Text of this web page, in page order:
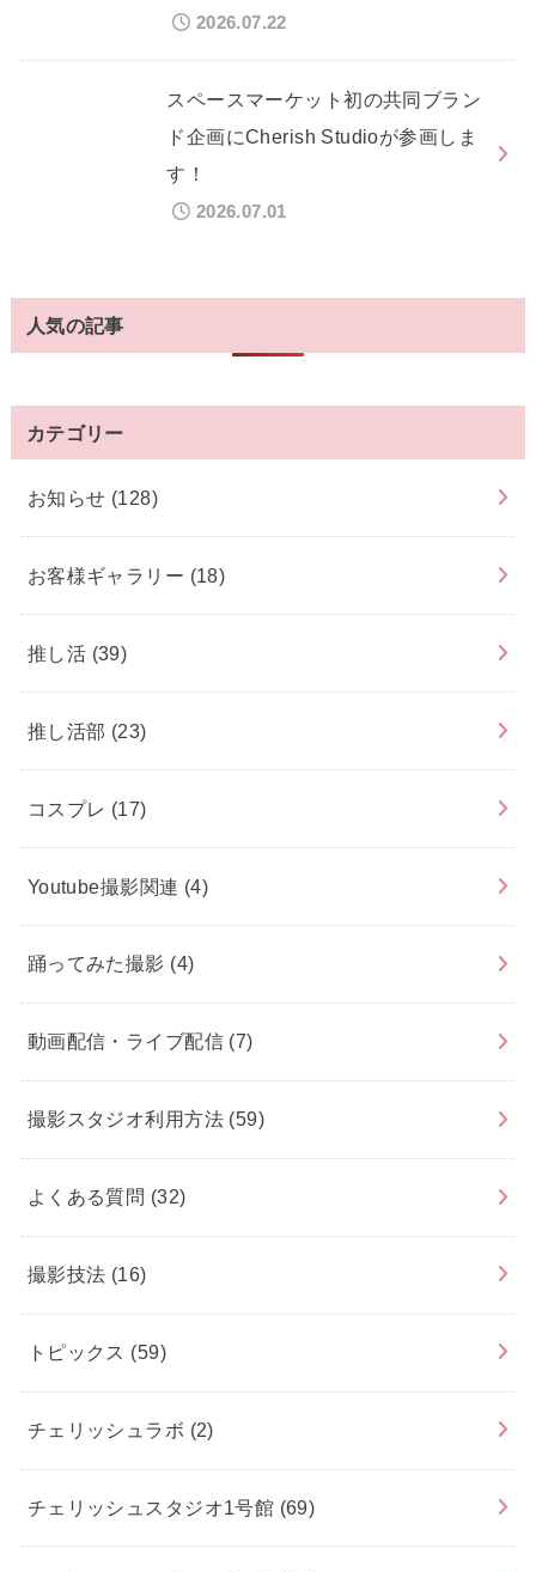
2026.07.22
スペースマーケット初の共同ブラン
ド企画にCherish Studioが参画しま
す！
2026.07.01
人気の記事
カテゴリー
お知らせ (128)
お客様ギャラリー (18)
推し活 (39)
推し活部 (23)
コスプレ (17)
Youtube撮影関連 (4)
踊ってみた撮影 (4)
動画配信・ライブ配信 (7)
撮影スタジオ利用方法 (59)
よくある質問 (32)
撮影技法 (16)
トピックス (59)
チェリッシュラボ (2)
チェリッシュスタジオ1号館 (69)